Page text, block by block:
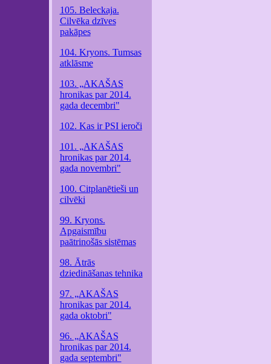
105. Beleckaja.
Cilvēka dzīves
pakāpes
104. Kryons. Tumsas
atklāsme
103. „AKAŠAS
hronikas par 2014.
gada decembri"
102. Kas ir PSI ieroči
101. „AKAŠAS
hronikas par 2014.
gada novembri"
100. Citplanētieši un
cilvēki
99. Kryons.
Apgaismību
paātrinošās sistēmas
98. Ātrās
dziedināšanas tehnika
97. „AKAŠAS
hronikas par 2014.
gada oktobri"
96. „AKAŠAS
hronikas par 2014.
gada septembri"